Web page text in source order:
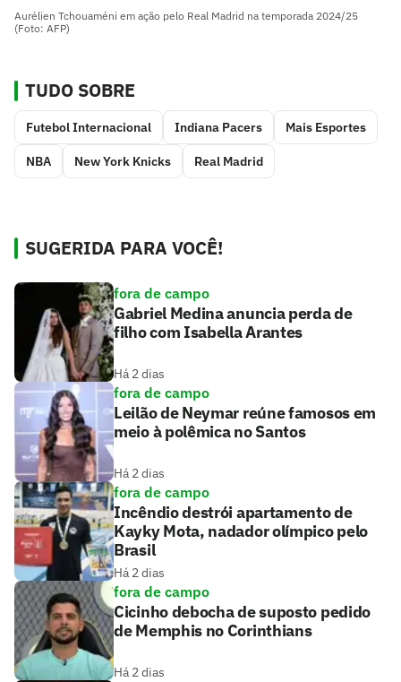
Aurélien Tchouaméni em ação pelo Real Madrid na temporada 2024/25
(Foto: AFP)
TUDO SOBRE
Futebol Internacional Indiana Pacers Mais Esportes
NBA New York Knicks Real Madrid
SUGERIDA PARA VOCÊ!
fora de campo
Gabriel Medina anuncia perda de
filho com Isabella Arantes
Há 2 dias
fora de campo
Leilão de Neymar reúne famosos em
meio à polêmica no Santos
Há 2 dias
fora de campo
Incêndio destrói apartamento de
Kayky Mota, nadador olímpico pelo
Brasil
Há 2 dias
fora de campo
Cicinho debocha de suposto pedido
de Memphis no Corinthians
Há 2 dias